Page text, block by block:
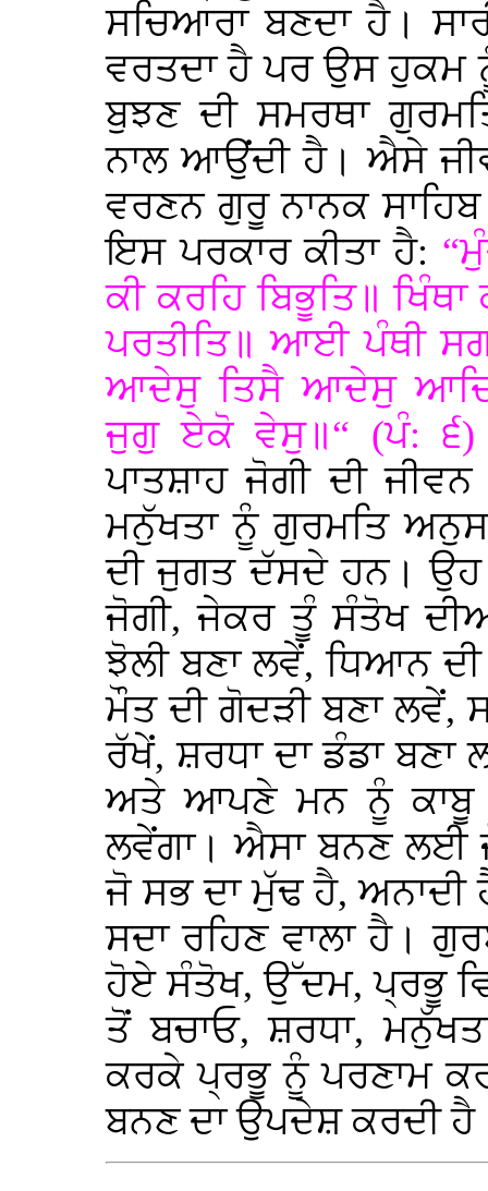
ਸਚਿਆਰਾ ਬਣਦਾ ਹੈ।
ਵਰਤਦਾ ਹੈ ਪਰ ਉਸ ਹੁਕਮ
ਬੁਝਣ ਦੀ ਸਮਰਥਾ
ਨਾਲ ਆਉਂਦੀ ਹੈ। ਐਸੇ
ਵਰਣਨ ਗੁਰੂ ਨਾਨਕ
ਇਸ ਪਰਕਾਰ ਕੀਤਾ ਹੈ:
ਕੀ ਕਰਹਿ ਬਿਭੂਤਿ॥
ਪਰਤੀਤਿ॥ ਆਈ ਪੰਥੀ
ਆਦੇਸੁ ਤਿਸੈ ਆਦੇਸੁ ਆਦਿ
ਜੁਗੁ ਏਕੋ ਵੇਸੁ॥“ (ਪੰ: ੬)
ਪਾਤਸ਼ਾਹ ਜੋਗੀ ਦੀ
ਮਨੁੱਖਤਾ ਨੂੰ ਗੁਰਮਤਿ
ਦੀ ਜੁਗਤ ਦੱਸਦੇ ਹਨ।
ਜੋਗੀ, ਜੇਕਰ ਤੂੰ ਸੰਤੋਖ
ਝੋਲੀ ਬਣਾ ਲਵੇਂ, ਧਿਆਨ
ਮੌਤ ਦੀ ਗੋਦੜੀ ਬਣਾ ਲਵੇਂ,
ਰੱਖੇਂ, ਸ਼ਰਧਾ ਦਾ ਡੰਡਾ ਬਣਾ
ਅਤੇ ਆਪਣੇ ਮਨ ਨੂੰ ਕਾਬੂ
ਲਵੇਂਗਾ। ਐਸਾ ਬਨਣ ਲਈ
ਜੋ ਸਭ ਦਾ ਮੁੱਢ ਹੈ,
ਸਦਾ ਰਹਿਣ ਵਾਲਾ ਹੈ।
ਹੋਏ ਸੰਤੋਖ, ਉੱਦਮ, ਪ੍ਰਭੂ
ਤੋਂ ਬਚਾਓ, ਸ਼ਰਧਾ,
ਕਰਕੇ ਪ੍ਰਭੂ ਨੂੰ ਪਰਣਾਮ
ਬਨਣ ਦਾ ਉਪਦੇਸ਼ ਕਰਦੀ